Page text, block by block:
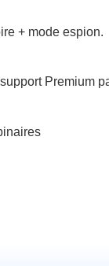
+ mode espion.
Premium